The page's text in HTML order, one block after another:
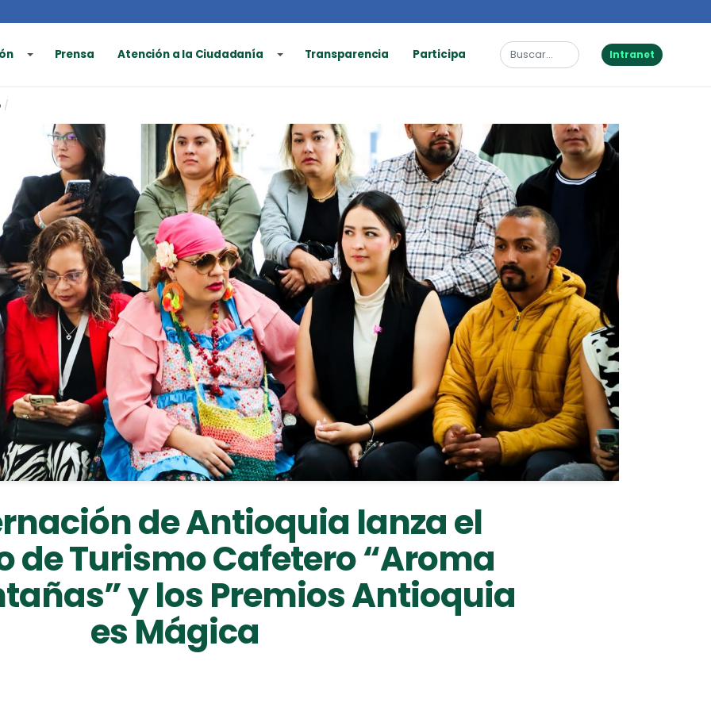
Prensa Atención a la Ciudadanía Transparencia Participa Intranet
de Antioquia lanza el
de Turismo Cafetero “Aroma
y los Premios Antioquia
es Mágica